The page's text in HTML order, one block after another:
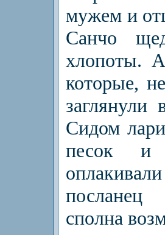
мужем и
Санчо
хлопоты.
которые,
заглянули
Сидом
песок и
сполна